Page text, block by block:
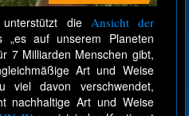
unterstützt dieAnsicht der
„es auf unserem Planeten
7 Milliarden Menschen gibt,
Art und Weise
davon verschwendet,
nachhaltige Art und Weise